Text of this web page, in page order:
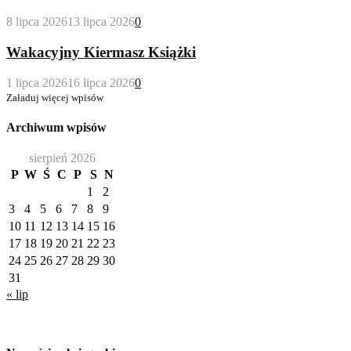
8 lipca 202613 lipca 20260
Wakacyjny Kiermasz Książki
1 lipca 202616 lipca 20260
Załaduj więcej wpisów
Archiwum wpisów
sierpień 2026
P W Ś C P S N
1
2
3
4 5 6 7 8
9
10 11 12 13 14 15 16
17 18 19 20 21 22 23
24 25 26 27 28 29 30
31
« lip